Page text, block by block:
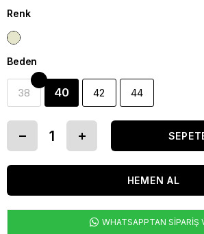
Renk
Beden
38 40 42 44
WHATSAPPTAN SİPARİŞ